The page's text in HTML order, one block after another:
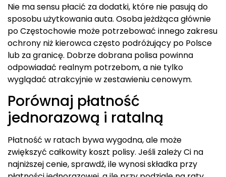
Nie ma sensu płacić za dodatki, które nie pasują do
sposobu użytkowania auta. Osoba jeżdżąca głównie
po Częstochowie może potrzebować innego zakresu
ochrony niż kierowca często podróżujący po Polsce
lub za granicę. Dobrze dobrana polisa powinna
odpowiadać realnym potrzebom, a nie tylko
wyglądać atrakcyjnie w zestawieniu cenowym.
Porównaj płatność
jednorazową i ratalną
Płatność w ratach bywa wygodna, ale może
zwiększyć całkowity koszt polisy. Jeśli zależy Ci na
najniższej cenie, sprawdź, ile wynosi składka przy